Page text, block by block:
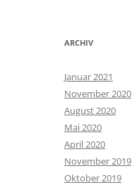
ARCHIV
Januar 2021
November 2020
August 2020
Mai 2020
April 2020
November 2019
Oktober 2019